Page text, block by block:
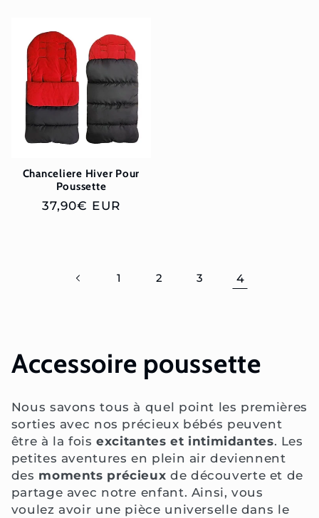
Chanceliere Hiver Pour
Poussette
Prix
37,90€ EUR
1 2 3 4
Accessoire poussette
Nous savons tous à quel point les premières
sorties avec nos précieux bébés peuvent
être à la foisexcitantes et intimidantes. Les
petites aventures en plein air deviennent
des moments précieux de découverte et de
partage avec notre enfant. Ainsi, vous
voulez avoir une pièce universelle dans le